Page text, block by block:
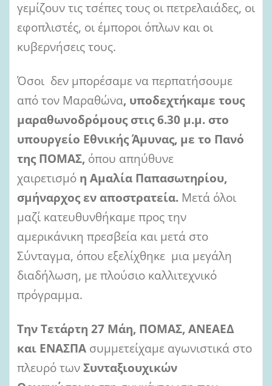
γεμίζουν τις τσέπες τους οι πετρελαιάδες, οι
εφοπλιστές, οι έμποροι όπλων και οι
κυβερνήσεις τους.
Όσοι δεν μπορέσαμε να περπατήσουμε
από τον Μαραθώνα, υποδεχτήκαμε τους
μαραθωνοδρόμους στις 6.30 μ.μ. στο
υπουργείο Εθνικής Άμυνας, με το Πανό
της ΠΟΜΑΣ, όπου απηύθυνε
χαιρετισμό η Αμαλία Παπασωτηρίου,
σμήναρχος εν αποστρατεία. Μετά όλοι
μαζί κατευθυνθήκαμε προς την
αμερικάνικη πρεσβεία και μετά στο
Σύνταγμα, όπου εξελίχθηκε μια μεγάλη
διαδήλωση, με πλούσιο καλλιτεχνικό
πρόγραμμα.
Την Τετάρτη 27 Μάη, ΠΟΜΑΣ, ΑΝΕΑΕΔ
και ΕΝΑΣΠΑ συμμετείχαμε αγωνιστικά στο
πλευρό τωνΣυνταξιουχικών